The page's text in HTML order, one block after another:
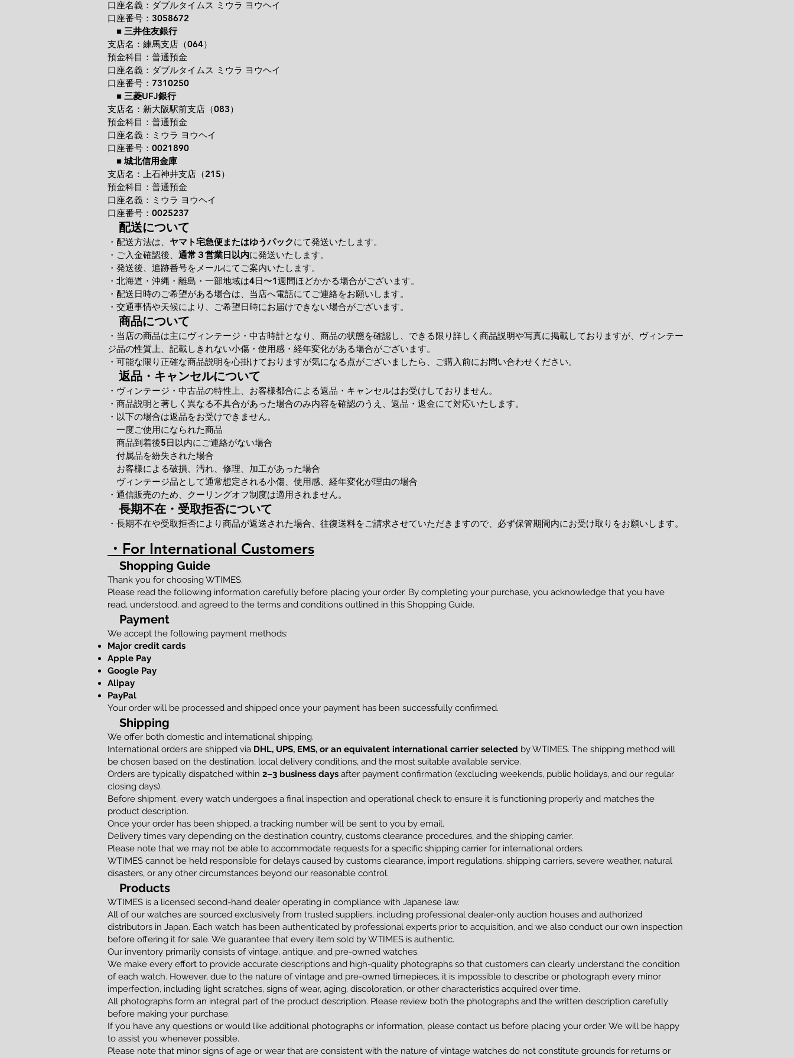
口座名義：ダブルタイムス ミウラ ヨウヘイ
口座番号：3058672
■ 三井住友銀行
支店名：練馬支店（064）
預金科目：普通預金
口座名義：ダブルタイムス ミウラ ヨウヘイ
口座番号：7310250
■ 三菱UFJ銀行
支店名：新大阪駅前支店（083）
預金科目：普通預金
口座名義：ミウラ ヨウヘイ
口座番号：0021890
■ 城北信用金庫
支店名：上石神井支店（215）
預金科目：普通預金
口座名義：ミウラ ヨウヘイ
口座番号：0025237
配送について
・配送方法は、 ヤマト宅急便またはゆうパックにて発送いたします。
・ご入金確認後、 通常３営業日以内に発送いたします。
・発送後、追跡番号をメールにてご案内いたします。
・北海道・沖縄・離島・一部地域は4日〜1週間ほどかかる場合がございます。
・配送日時のご希望がある場合は、当店へ電話にてご連絡をお願いします。
・交通事情や天候により、ご希望日時にお届けできない場合がございます。
商品について
・当店の商品は主にヴィンテージ・中古時計となり、商品の状態を確認し、できる限り詳しく商品説明や写真に掲載しておりますが、ヴィンテー
ジ品の性質上、記載しきれない小傷・使用感・経年変化がある場合がございます。
・可能な限り正確な商品説明を心掛けておりますが気になる点がございましたら、ご購入前にお問い合わせください。
返品・キャンセルについて
・ヴィンテージ・中古品の特性上、お客様都合による返品・キャンセルはお受けしておりません。
・商品説明と著しく異なる不具合があった場合のみ内容を確認のうえ、返品・返金にて対応いたします。
・以下の場合は返品をお受けできません。
一度ご使用になられた商品
商品到着後5日以内にご連絡がない場合
付属品を紛失された場合
お客様による破損、汚れ、修理、加工があった場合
ヴィンテージ品として通常想定される小傷、使用感、経年変化が理由の場合
・通信販売のため、クーリングオフ制度は適用されません。
長期不在・受取拒否について
・長期不在や受取拒否により商品が返送された場合、往復送料をご請求させていただきますので、必ず保管期間内にお受け取りをお願いします。
・For International Customers
Shopping Guide
Thank you for choosing WTIMES.
Please read the following information carefully before placing your order. By completing your purchase, you acknowledge that you have
read, understood, and agreed to the terms and conditions outlined in this Shopping Guide.
Payment
We accept the following payment methods:
Major credit cards
Apple Pay
Google Pay
Alipay
PayPal
Your order will be processed and shipped once your payment has been successfully confirmed.
Shipping
We offer both domestic and international shipping.
International orders are shipped via DHL, UPS, EMS, or an equivalent international carrier selected by WTIMES. The shipping method will
be chosen based on the destination, local delivery conditions, and the most suitable available service.
Orders are typically dispatched within 2–3 business days after payment confirmation (excluding weekends, public holidays, and our regular
closing days).
Before shipment, every watch undergoes a final inspection and operational check to ensure it is functioning properly and matches the
product description.
Once your order has been shipped, a tracking number will be sent to you by email.
Delivery times vary depending on the destination country, customs clearance procedures, and the shipping carrier.
Please note that we may not be able to accommodate requests for a specific shipping carrier for international orders.
WTIMES cannot be held responsible for delays caused by customs clearance, import regulations, shipping carriers, severe weather, natural
disasters, or any other circumstances beyond our reasonable control.
Products
WTIMES is a licensed second-hand dealer operating in compliance with Japanese law.
All of our watches are sourced exclusively from trusted suppliers, including professional dealer-only auction houses and authorized
distributors in Japan. Each watch has been authenticated by professional experts prior to acquisition, and we also conduct our own inspection
before offering it for sale. We guarantee that every item sold by WTIMES is authentic.
Our inventory primarily consists of vintage, antique, and pre-owned watches.
We make every effort to provide accurate descriptions and high-quality photographs so that customers can clearly understand the condition
of each watch. However, due to the nature of vintage and pre-owned timepieces, it is impossible to describe or photograph every minor
imperfection, including light scratches, signs of wear, aging, discoloration, or other characteristics acquired over time.
All photographs form an integral part of the product description. Please review both the photographs and the written description carefully
before making your purchase.
If you have any questions or would like additional photographs or information, please contact us before placing your order. We will be happy
to assist you whenever possible.
Please note that minor signs of age or wear that are consistent with the nature of vintage watches do not constitute grounds for returns or